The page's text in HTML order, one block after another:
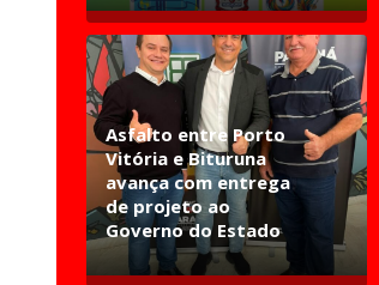
Asfalto entre Porto
Vitória e Bituruna
avança com entrega
de projeto ao
Governo do Estado